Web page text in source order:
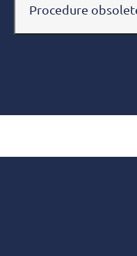
Procedure